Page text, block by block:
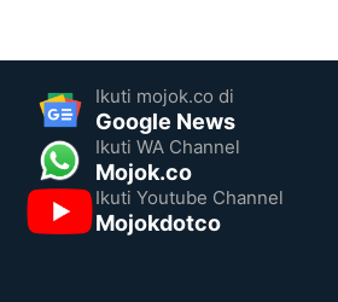
Ikuti mojok.co di
Google News
Ikuti WA Channel
Mojok.co
Ikuti Youtube Channel
Mojokdotco